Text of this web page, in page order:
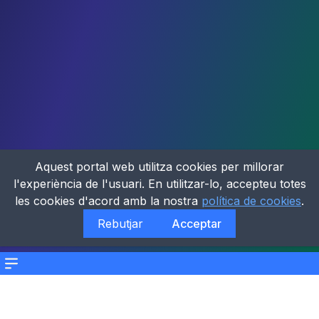
Menu
Aquest portal web utilitza cookies per millorar
l'experiència de l'usuari. En utilitzar-lo, accepteu totes
les cookies d'acord amb la nostra política de cookies.
Rebutjar
Acceptar